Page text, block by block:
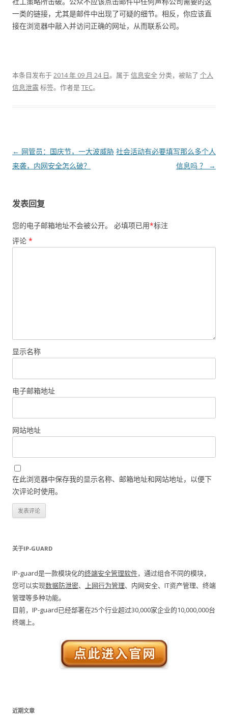
一类的链接，尤其是邮件中出现了可疑的细节。相反，你应该直
接在浏览器中敲入并访问正确的网址，从而联系公司。
本条目发布于2014 年 09 月 24 日。属于信息安全分类，被贴了 个人
信息泄露标签。 作者是TEC。
文章导航
← 网管员：国庆节，一大波威胁
来袭，内网安全怎么破？
社会活动有必要填写那么多个人
信息吗 ？
→
发表回复
您的电子邮箱地址不会被公开。 必填项已用*标注
评论 *
显示名称
电子邮箱地址
网站地址
在此浏览器中保存我的显示名称、邮箱地址和网站地址，以便下
次评论时使用。
关于IP-GUARD
IP-guard是一款模块化的终端安全管理软件，通过组合不同的模块，
您可以实现数据防泄密、 上网行为管理、内网安全、IT资产管理、终端
管理等多种功能。
目前，IP-guard已经部署在25个行业超过30,000家企业的10,000,000台
终端上。
近期文章